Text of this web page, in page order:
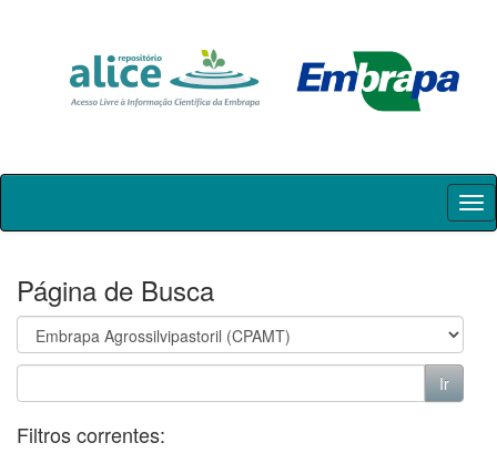
Skip
Página de Busca
Filtros correntes: